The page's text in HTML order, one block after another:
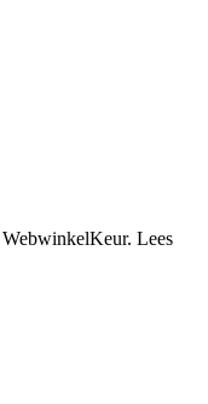
WebwinkelKeur. Lees